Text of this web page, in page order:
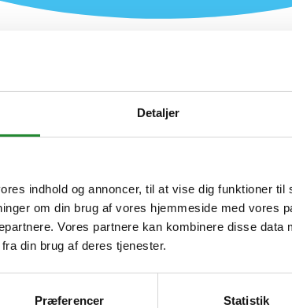
Detaljer
indhold og annoncer, til at vise dig funktioner til
om din brug af vores hjemmeside med vores
Vores partnere kan kombinere disse data
din brug af deres tjenester.
Præferencer Statistik